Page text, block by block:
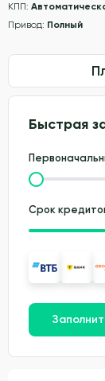
КПП:
Привод: Полный
Быстрая
Срок